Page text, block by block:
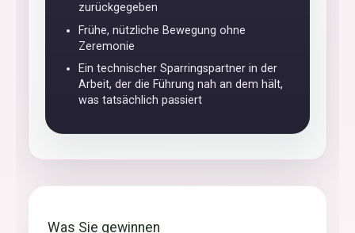
zurückgegeben
Frühe, nützliche Bewegung ohne
Zeremonie
Ein technischer Sparringspartner in der
Arbeit, der die Führung nah an dem hält,
was tatsächlich passiert
Was Sie gewinnen